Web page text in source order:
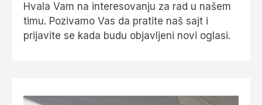
Hvala Vam na interesovanju za rad u našem
timu. Pozivamo Vas da pratite naš sajt i
prijavite se kada budu objavljeni novi oglasi.